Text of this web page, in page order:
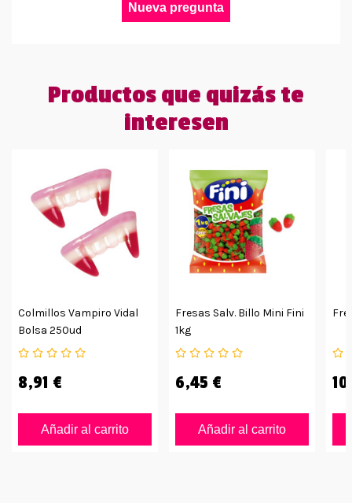
Nueva pregunta
Productos que quizás te
interesen
Colmillos Vampiro Vidal
Bolsa 250ud
8,91 €
Añadir al carrito
Fresas Salv. Billo Mini Fini
1kg
6,45 €
Añadir al carrito